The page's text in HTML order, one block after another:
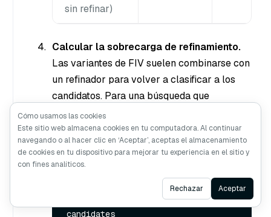
sin refinar)
Calcular la sobrecarga de refinamiento.
Las variantes de FIV suelen combinarse con
un refinador para volver a clasificar a los
candidatos. Para una búsqueda que
recupere los 10 primeros resultados con un
índice de expansión de 5, la sobrecarga de
refinamiento puede calcularse del siguiente
modo:
10 (topK) x 5 (expansion rate) = 50
candidates
Ask AI
Cómo usamos las cookies
Este sitio web almacena cookies en tu computadora. Al continuar
navegando o al hacer clic en ‘Aceptar’, aceptas el almacenamiento
de cookies en tu dispositivo para mejorar tu experiencia en el sitio y
con fines analíticos.
Rechazar Aceptar